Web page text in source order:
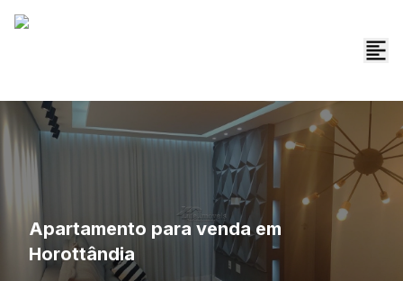
Apartamento para venda em
Horottândia